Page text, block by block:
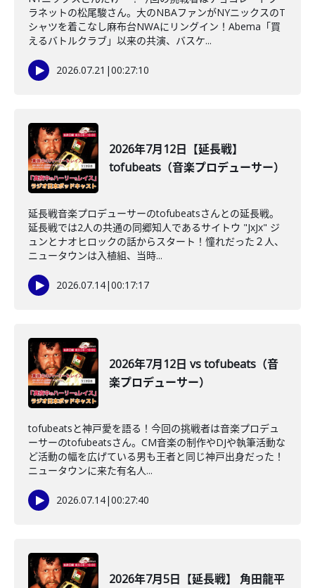
ラネットの松尾駿さん。大のNBAファンがNYニックスのT
シャツを着こなし麻布台NWAにリングイン！Abema「買
えるバトルクラブ」以来の共演、バスケ...
2026.07.21 |00:27:10
2026年7月12日【延長戦】
tofubeats（音楽プロデューサー）
延長戦音楽プロデューサーのtofubeatsさんとの延長戦。
延長戦では2人の共通の同郷知人であるサイトウ "JxJx" ジ
ュンとナオヒロックの話からスタート！憧れだった２人、
ニュータウンは入植組、当時...
2026.07.14|00:17:17
2026年7月12日 vs tofubeats（音
楽プロデューサー）
tofubeatsと神戸愛を語る！今回の挑戦者は音楽プロデュ
ーサーのtofubeatsさん。CM音楽の制作やDJや執筆活動な
ど活動の幅を広げている男も王者と同じ神戸出身だった！
ニュータウンに来た有名人...
2026.07.14|00:27:40
2026年7月5日【延長戦】 角田龍平